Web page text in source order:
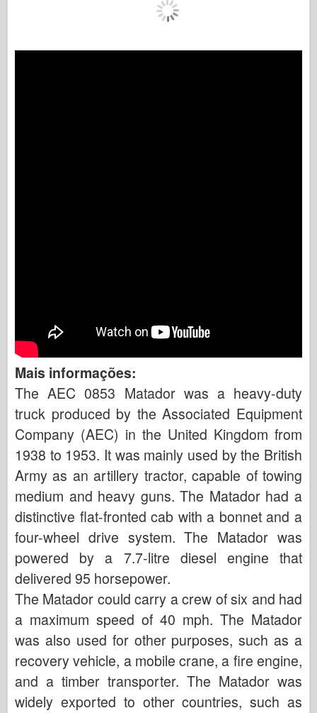
Mais informações:
The AEC 0853 Matador was a heavy-duty
truck produced by the Associated Equipment
Company (AEC) in the United Kingdom from
1938 to 1953. It was mainly used by the British
Army as an artillery tractor, capable of towing
medium and heavy guns. The Matador had a
distinctive flat-fronted cab with a bonnet and a
four-wheel drive system. The Matador was
powered by a 7.7-litre diesel engine that
delivered 95 horsepower.
The Matador could carry a crew of six and had
a maximum speed of 40 mph. The Matador
was also used for other purposes, such as a
recovery vehicle, a mobile crane, a fire engine,
and a timber transporter. The Matador was
widely exported to other countries, such as